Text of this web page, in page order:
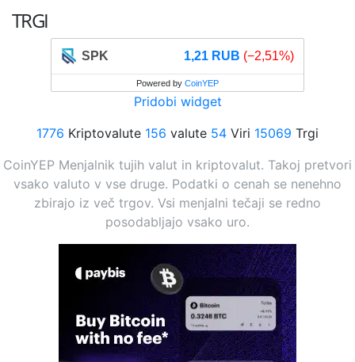
TRGI
SPK 1,21 RUB (−2,51%)
Powered by CoinYEP
Pridobi widget
1776 Kriptovalute 156 valute 54 Viri 15069 Trgi
CoinYEP Menjalnik tujih valut in kriptovalut. Takoj pretvori
vsako valuto v vse druge. Podatki o cenah se nenehno
zbirajo iz več trgov. Vsi menjalni tečaji se redno
posodabljajo vsako uro.